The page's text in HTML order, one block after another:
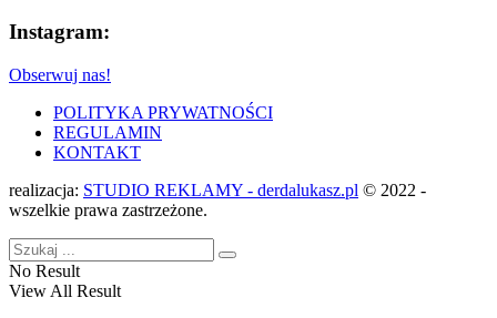
Instagram:
Obserwuj nas!
POLITYKA PRYWATNOŚCI
REGULAMIN
KONTAKT
realizacja: STUDIO REKLAMY - derdalukasz.pl © 2022 -
wszelkie prawa zastrzeżone.
No Result
View All Result